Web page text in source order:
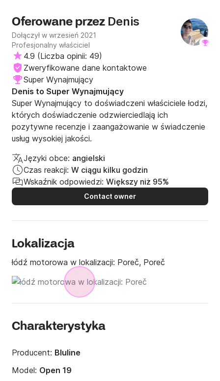
Oferowane przez Denis
Dołączył w wrzesień 2021
Profesjonalny właściciel
4.9 (Liczba opinii: 49)
Zweryfikowane dane kontaktowe
Super Wynajmujący
Denis to Super Wynajmujący
Super Wynajmujący to doświadczeni właściciele łodzi,
których doświadczenie odzwierciedlają ich
pozytywne recenzje i zaangażowanie w świadczenie
usług wysokiej jakości.
Języki obce: angielski
Czas reakcji: W ciągu kilku godzin
Wskaźnik odpowiedzi: Większy niż 95%
Contact owner
Lokalizacja
łódź motorowa w lokalizacji: Poreč, Poreč
Charakterystyka
Producent: Bluline
Model: Open 19